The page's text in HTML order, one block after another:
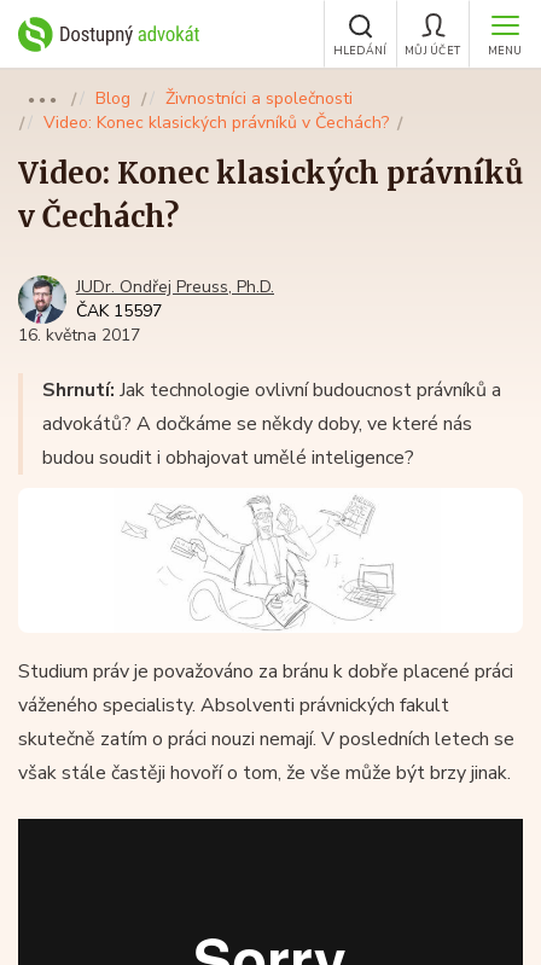
MENU
MŮJ ÚČET
HLEDÁNÍ
●●● Blog
Živnostníci a společnosti
Video: Konec klasických právníků v Čechách?
Video: Konec klasických právníků
v Čechách?
JUDr. Ondřej Preuss, Ph.D.
ČAK 15597
16. května 2017
Shrnutí: Jak technologie ovlivní budoucnost právníků a
advokátů? A dočkáme se někdy doby, ve které nás
budou soudit i obhajovat umělé inteligence?
Studium práv je považováno za bránu k dobře placené práci
váženého specialisty. Absolventi právnických fakult
skutečně zatím o práci nouzi nemají. V posledních letech se
však stále častěji hovoří o tom, že vše může být brzy jinak.